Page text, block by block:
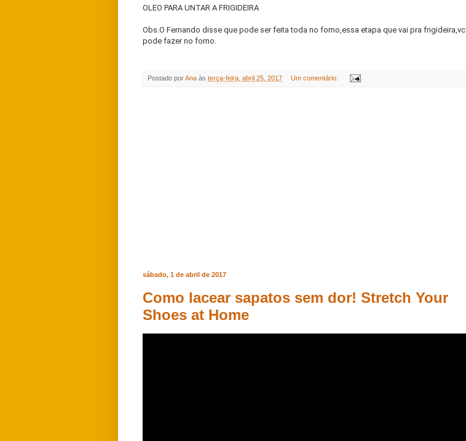
OLEO PARA UNTAR A FRIGIDEIRA
Obs.O Fernando disse que pode ser feita toda no forno,essa etapa que vai pra frigideira,vc
pode fazer no forno.
Postado porAna às terça-feira, abril 25, 2017 Um comentário:
sábado, 1 de abril de 2017
Como lacear sapatos sem dor! Stretch Your
Shoes at Home